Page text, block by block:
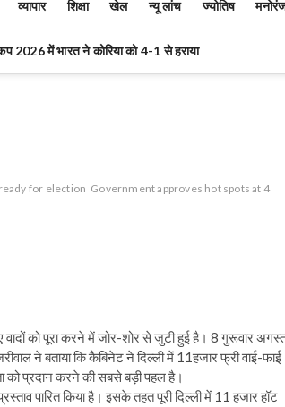
व्यापार शिक्षा खेल न्यू लांच ज्योतिष
2026 में भारत ने कोरिया को 4-1 से हराया
for election Government approves hot spots at 4
को पूरा करने में जोर-शोर से जुटी हुई है। 8 गुरूवार
ने बताया कि कैबिनेट ने दिल्ली में 11हजार फ्री वाई-फाई
को प्रदान करने की सबसे बड़ी पहल है।
पारित किया है। इसके तहत पूरी दिल्ली में 11 हजार हॉट